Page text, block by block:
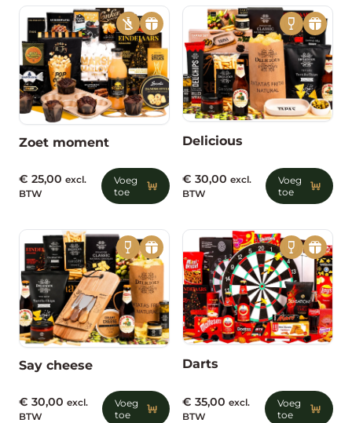
Zoet moment
Voeg
toe
€ 25,00 excl.
BTW
Delicious
Voeg
toe
€ 30,00 excl.
BTW
Say cheese
Voeg
toe
€ 30,00 excl.
BTW
Darts
Voeg
toe
€ 35,00 excl.
BTW